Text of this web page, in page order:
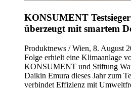
KONSUMENT
überzeugt mit smartem
Produktnews / Wien, 8. August
Folge erhielt eine Klimaanlage
KONSUMENT und Stiftung
Daikin Emura dieses Jahr zum
verbindet Effizienz mit